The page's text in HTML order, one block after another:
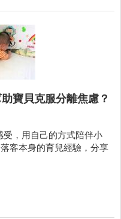
寶貝克服分離焦慮？
，用自己的方式陪伴小
客本身的育兒經驗，分享